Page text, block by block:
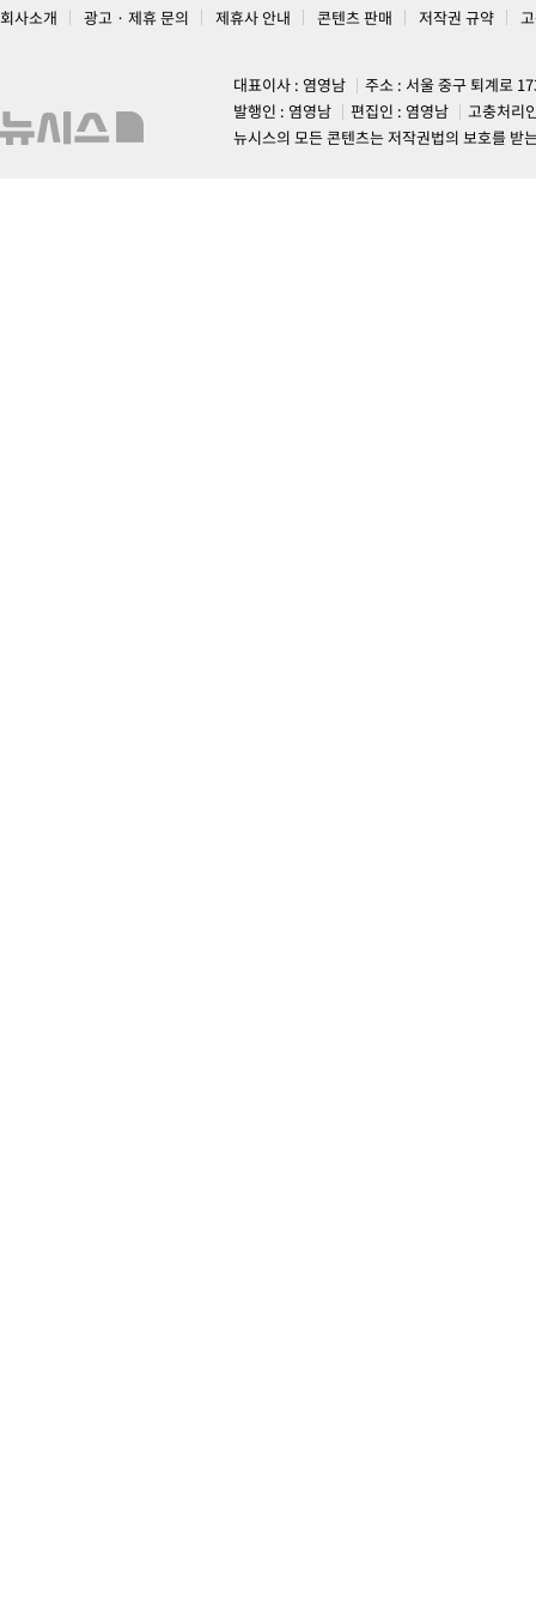
회사소개 광고 · 제휴 문의 제휴사 안내 콘텐츠 판매 저작권 규약
대표이사 : 염영남
주소 : 서울 중구 퇴계로
발행인 : 염영남
편집인 : 염영남
고충처리
뉴시스의 모든 콘텐츠는 저작권법의 보호를